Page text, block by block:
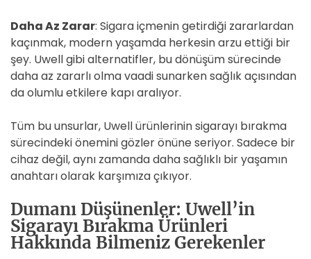
Daha Az Zarar: Sigara içmenin getirdiği zararlardan
kaçınmak, modern yaşamda herkesin arzu ettiği bir
şey. Uwell gibi alternatifler, bu dönüşüm sürecinde
daha az zararlı olma vaadi sunarken sağlık açısından
da olumlu etkilere kapı aralıyor.
Tüm bu unsurlar, Uwell ürünlerinin sigarayı bırakma
sürecindeki önemini gözler önüne seriyor. Sadece bir
cihaz değil, aynı zamanda daha sağlıklı bir yaşamın
anahtarı olarak karşımıza çıkıyor.
Dumanı Düşünenler: Uwell’in
Sigarayı Bırakma Ürünleri
Hakkında Bilmeniz Gerekenler